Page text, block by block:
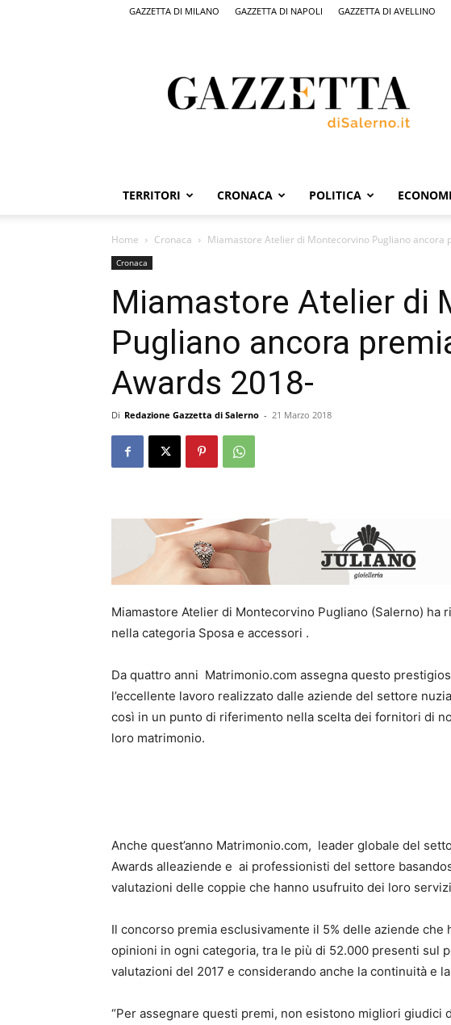
GAZZETTA DI MILANO GAZZETTA DI NAPOLI GAZZETTA DI AVELLINO
Salerno,
il
quotidiano
Salerno
TERRITORI CRONACA POLITICA
Home Cronaca Miamastore Atelier di Montecorvino Pugliano ancora
Cronaca
Miamastore Atelier di
Pugliano ancora
Awards 2018-
Di Redazione Gazzetta di Salerno - 21 Marzo 2018
Miamastore Atelier di Montecorvino Pugliano (Salerno) ha
nella categoria Sposa e accessori .
Da quattro anni Matrimonio.com assegna questo
l’eccellente lavoro realizzato dalle aziende del settore
così in un punto di riferimento nella scelta dei fornitori di
loro matrimonio.
Anche quest’anno Matrimonio.com, leader globale del
Awards alleaziende e ai professionisti del settore
valutazioni delle coppie che hanno usufruito dei loro
Il concorso premia esclusivamente il 5% delle aziende
opinioni in ogni categoria, tra le più di 52.000 presenti sul
valutazioni del 2017 e considerando anche la continuità e
“Per assegnare questi premi, non esistono migliori giudici